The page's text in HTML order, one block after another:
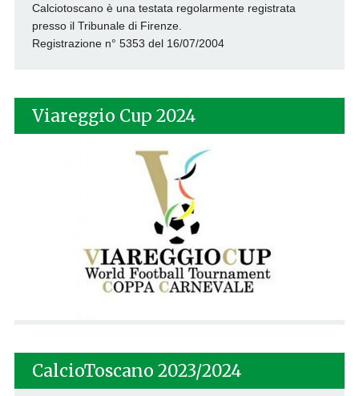
Calciotoscano è una testata regolarmente registrata
presso il Tribunale di Firenze.
Registrazione n° 5353 del 16/07/2004
Viareggio Cup 2024
CalcioToscano 2023/2024